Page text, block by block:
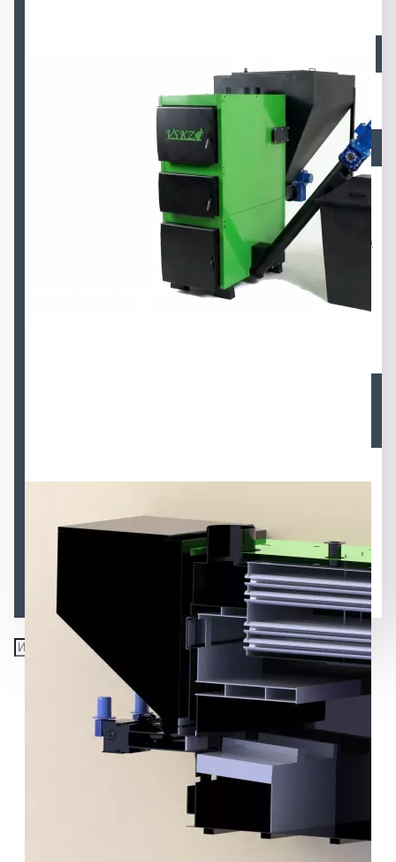
Автоматические котлы ВСКЗ-КОМПАКТ
Автоматические котлы ВСКЗ-ДУО (Экологические)
Автоматические котлы ВСКЗ-ПРОМ (Экологические,
поршневая подача)
Автоматические котлы ВСКЗ-СМАРТ (Экологические)
Полуавтоматические котлы длительного горения
ВСКЗ-ВЕРТИКАЛ (Экологические)
зерна)
Автоматизация промышленных котлов (Поршневая
Автоматизация полуавтоматических котлов
(Горелка, шнек, бункер, автоматика...)